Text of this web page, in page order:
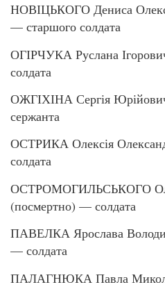
НОВІЦЬКОГО Дениса
— старшого солдата
ОГІРЧУКА Руслана
солдата
ОЖГІХІНА Сергія
сержанта
ОСТРИКА Олексія
солдата
ОСТРОМОГИЛЬСЬКОГО
(посмертно) — солдата
ПАВЕЛКА Ярослава
— солдата
ПАЛАГНЮКА Павла